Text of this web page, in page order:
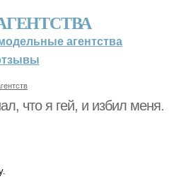
агентства
что я гей, и избил меня.